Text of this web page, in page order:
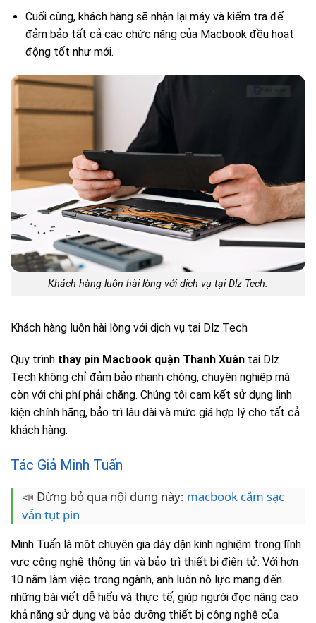
Cuối cùng, khách hàng sẽ nhận lại máy và kiểm tra để
đảm bảo tất cả các chức năng của Macbook đều hoạt
động tốt như mới.
Khách hàng luôn hài lòng với dịch vụ tại Dlz Tech.
Khách hàng luôn hài lòng với dịch vụ tại Dlz Tech
Quy trình thay pin Macbook quận Thanh Xuân tại Dlz
Tech không chỉ đảm bảo nhanh chóng, chuyên nghiệp mà
còn với chi phí phải chăng. Chúng tôi cam kết sử dụng linh
kiện chính hãng, bảo trì lâu dài và mức giá hợp lý cho tất cả
khách hàng.
Tác Giả Minh Tuấn
📣 Đừng bỏ qua nội dung này: macbook cắm sạc
vẫn tụt pin
Minh Tuấn là một chuyên gia dày dặn kinh nghiệm trong lĩnh
vực công nghệ thông tin và bảo trì thiết bị điện tử. Với hơn
10 năm làm việc trong ngành, anh luôn nỗ lực mang đến
những bài viết dễ hiểu và thực tế, giúp người đọc nâng cao
khả năng sử dụng và bảo dưỡng thiết bị công nghệ của